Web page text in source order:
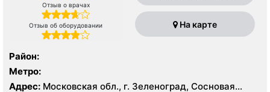
Отзыв о врачах
Отзыв об оборудовании На карте
Район:
Метро:
Адрес: Московская обл., г. Зеленоград, Сосновая